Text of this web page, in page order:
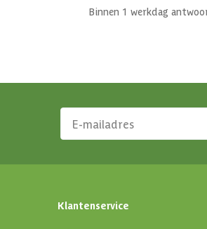
Binnen 1 werkdag
Klantenservice